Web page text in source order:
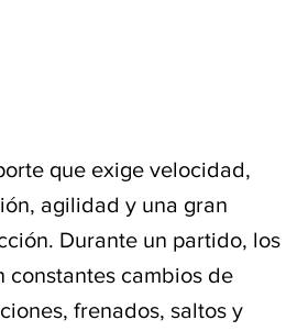
que exige velocidad,
agilidad y una gran
Durante un partido, los
constantes cambios de
frenados, saltos y